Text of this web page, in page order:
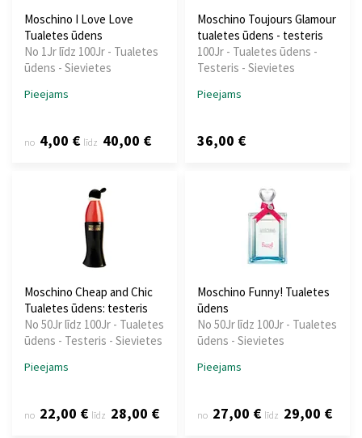
Moschino I Love Love
Tualetes ūdens
No 1Jr līdz 100Jr - Tualetes
ūdens - Sievietes
Pieejams
no 4,00 € līdz 40,00 €
Moschino Toujours Glamour
tualetes ūdens - testeris
100Jr - Tualetes ūdens -
Testeris - Sievietes
Pieejams
36,00 €
Moschino Cheap and Chic
Tualetes ūdens: testeris
No 50Jr līdz 100Jr - Tualetes
ūdens - Testeris - Sievietes
Pieejams
no 22,00 € līdz 28,00 €
Moschino Funny! Tualetes
ūdens
No 50Jr līdz 100Jr - Tualetes
ūdens - Sievietes
Pieejams
no 27,00 € līdz 29,00 €